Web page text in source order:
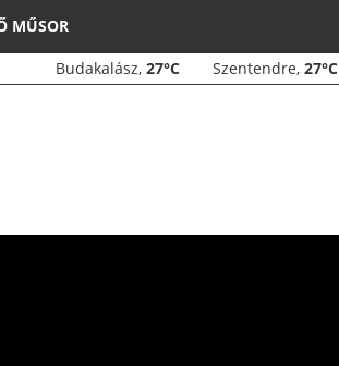
MŰSOR
Budakalász, 27°C Szentendre, 27°C